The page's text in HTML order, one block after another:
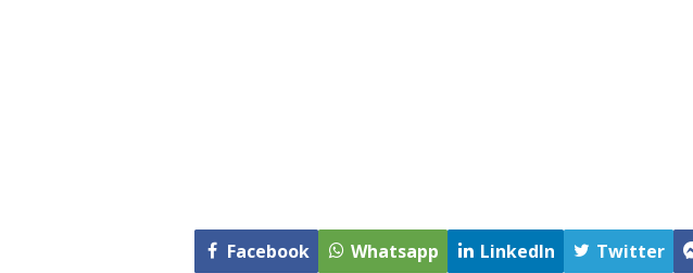
Facebook Whatsapp LinkedIn Twitter